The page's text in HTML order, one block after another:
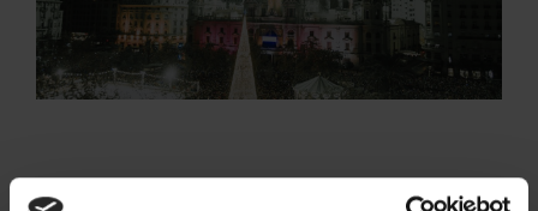
, posee su Sistema Integrado